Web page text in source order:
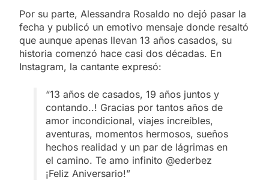
Por su parte, Alessandra Rosaldo no dejó pasar la
fecha y publicó un emotivo mensaje donde resaltó
que aunque apenas llevan 13 años casados, su
historia comenzó hace casi dos décadas. En
Instagram, la cantante expresó:
“13 años de casados, 19 años juntos y
contando..! Gracias por tantos años de
amor incondicional, viajes increíbles,
aventuras, momentos hermosos, sueños
hechos realidad y un par de lágrimas en
el camino. Te amo infinito @ederbez
¡Feliz Aniversario!”